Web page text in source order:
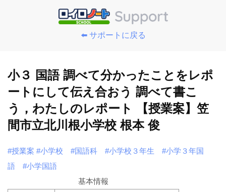
⬅️ サポートに戻る
小３ 国語 調べて分かったことをレポ
ートにして伝え合おう 調べて書こ
う，わたしのレポート 【授業案】笠
間市立北川根小学校 根本 俊
#授業案 #小学校 #国語科 #小学校３年生
#小学３年国
語
#小学国語
基本情報